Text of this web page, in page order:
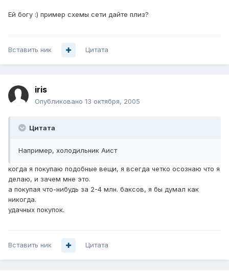
Ей богу :) пример схемы сети дайте плиз?
Вставить ник Цитата
iris
Опубликовано 13 октября, 2005
Цитата
Например, холодильник Аист
когда я покупаю подобные вещи, я всегда четко осознаю что я
делаю, и зачем мне это.
а покупая что-нибудь за 2-4 млн. баксов, я бы думал как
никогда.
удачных покупок.
Вставить ник Цитата